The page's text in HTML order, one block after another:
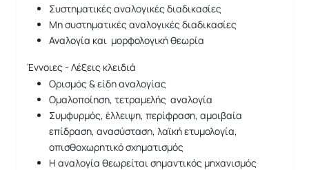
Συστηματικές αναλογικές διαδικασίες
Μη συστηματικές αναλογικές διαδικασίες
Αναλογία και μορφολογική θεωρία
Έννοιες - Λέξεις κλειδιά
Ορισμός & είδη αναλογίας
Ομαλοποίηση, τετραμελής αναλογία
Συμφυρμός, έλλειψη, περίφραση, αμοιβαία
επίδραση, ανασύσταση, λαϊκή ετυμολογία,
οπισθοχωρητικό σχηματισμός
Η αναλογία θεωρείται σημαντικός μηχανισμός